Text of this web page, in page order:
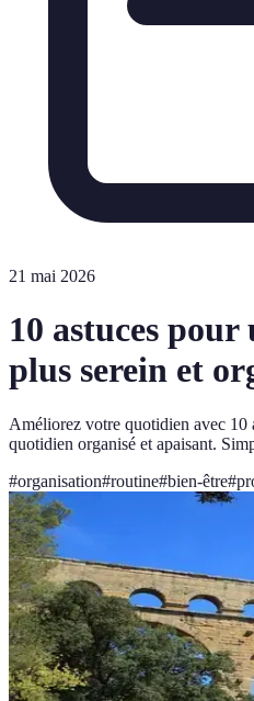
21 mai 2026
10 astuces
plus serein et
Améliorez votre quotidien avec 10
quotidien organisé et apaisant.
#organisation#routine#bien-être#